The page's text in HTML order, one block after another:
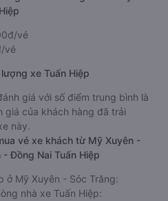
vé
vé
xe Tuấn Hiệp
giá với số điểm trung bình là
giá của khách hàng đã trải
này.
vé xe khách từ Mỹ Xuyên -
Đồng Nai Tuấn Hiệp
ở Mỹ Xuyên - Sóc Trăng:
nhà xe Tuấn Hiệp: